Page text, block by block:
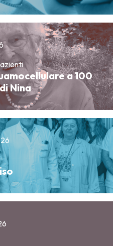
a 100
Nina